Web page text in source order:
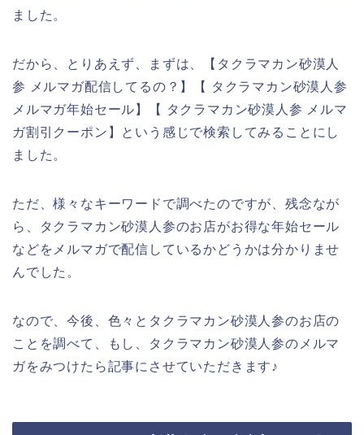
ました。
だから、とりあえず、まずは、【タクラマカン砂漠人
参 メルマガ配信してるの？】【 タクラマカン砂漠人参
メルマガ年始セール】【 タクラマカン砂漠人参 メルマ
ガ割引クーポン】という感じで検索してみることにし
ました。
ただ、様々なキーワードで調べたのですが、残念なが
ら、タクラマカン砂漠人参のお店がお得な年始セール
などをメルマガで配信しているかどうかは分かりませ
んでした。
なので、今後、色々とタクラマカン砂漠人参のお店の
ことを調べて、もし、タクラマカン砂漠人参のメルマ
ガをみつけたら記事にさせていただきます♪